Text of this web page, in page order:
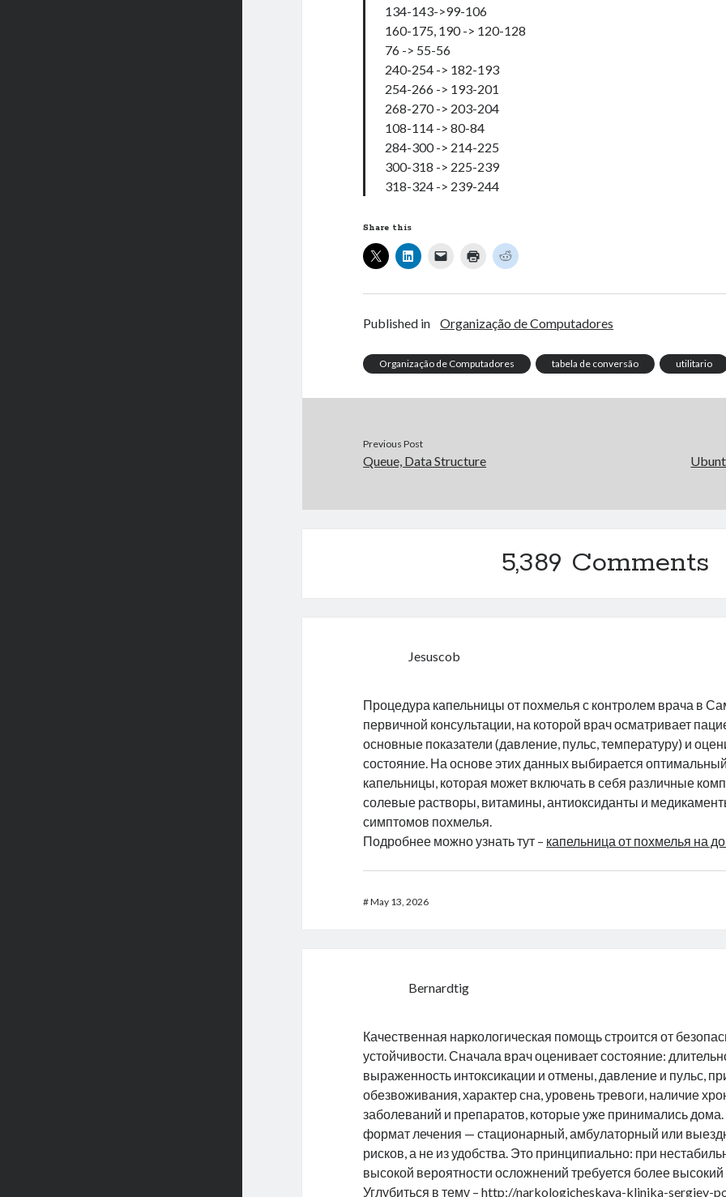
134-143->99-106
160-175, 190 -> 120-128
76 -> 55-56
240-254 -> 182-193
254-266 -> 193-201
268-270 -> 203-204
108-114 -> 80-84
284-300 -> 214-225
300-318 -> 225-239
318-324 -> 239-244
Share this
Published in Organização de Computadores
Organização de Computadores tabela de conversão utilitario
Previous Post
Queue, Data Structure
5,389 Comments
Jesuscob
Процедура капельницы от похмелья с контролем врача в
первичной консультации, на которой врач осматривает
основные показатели (давление, пульс, температуру) и
состояние. На основе этих данных выбирается
капельницы, которая может включать в себя различные
солевые растворы, витамины, антиоксиданты и
симптомов похмелья.
Подробнее можно узнать тут – капельница от похмелья на
#May 13, 2026
Bernardtig
Качественная наркологическая помощь строится от
устойчивости. Сначала врач оценивает состояние:
выраженность интоксикации и отмены, давление и пульс,
обезвоживания, характер сна, уровень тревоги, наличие
заболеваний и препаратов, которые уже принимались
формат лечения — стационарный, амбулаторный или
рисков, а не из удобства. Это принципиально: при
высокой вероятности осложнений требуется более
Углубиться в тему –http://narkologicheskaya-klinika-sergiev-